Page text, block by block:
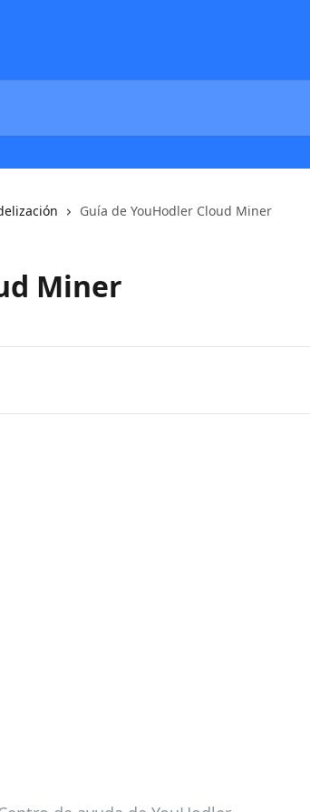
Guía de YouHodler Cloud Miner
Miner